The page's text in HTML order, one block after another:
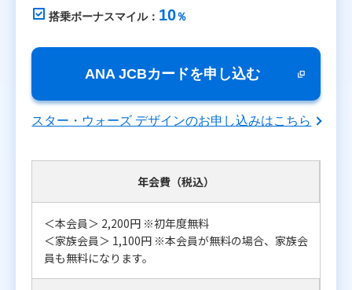
搭乗ボーナスマイル： 10％
ANA JCBカードを申し込む
スター・ウォーズ デザインのお申し込みはこちら
年会費（税込）
＜本会員＞ 2,200円 ※初年度無料
＜家族会員＞ 1,100円 ※本会員が無料の場合、家族会
員も無料になります。